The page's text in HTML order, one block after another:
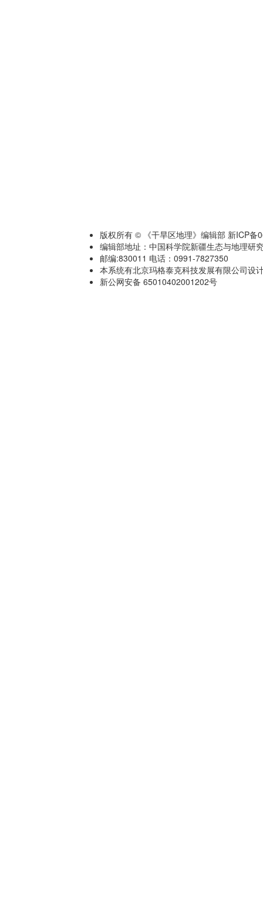
版权所有 © 《干旱区地理》编辑部 新ICP备
编辑部地址：中国科学院新疆生态与地理研
邮编:830011 电话：0991-7827350
本系统有北京玛格泰克科技发展有限公司设
新公网安备 65010402001202号